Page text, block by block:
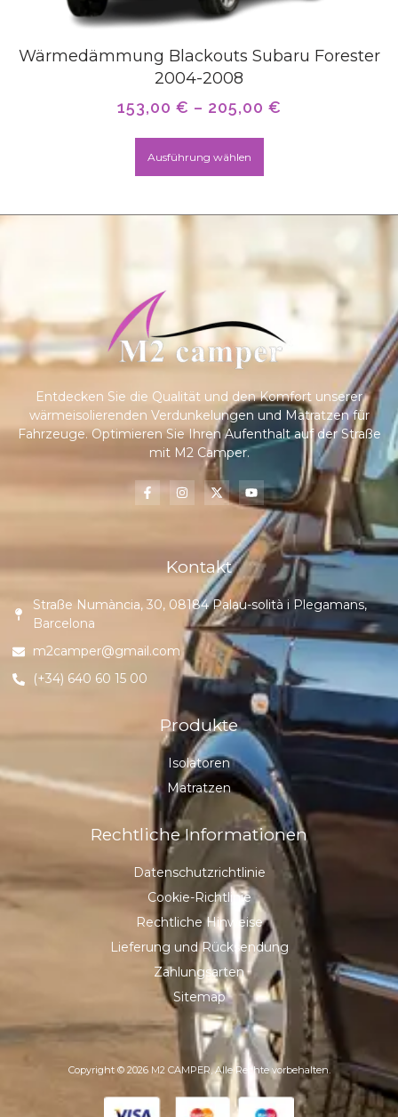
Wärmedämmung Blackouts Subaru Forester
2004-2008
153,00 € – 205,00 €
Ausführung wählen
Entdecken Sie die Qualität und den Komfort unserer
wärmeisolierenden Verdunkelungen und Matratzen für
Fahrzeuge. Optimieren Sie Ihren Aufenthalt auf der Straße
mit M2 Camper.
Kontakt
Straße Numància, 30, 08184 Palau-solità i Plegamans,
Barcelona
m2camper@gmail.com
(+34) 640 60 15 00
Produkte
Isolatoren
Matratzen
Rechtliche Informationen
Datenschutzrichtlinie
Cookie-Richtlinie
Rechtliche Hinweise
Lieferung und Rücksendung
Zahlungsarten
Sitemap
Copyright © 2026 M2 CAMPER, Alle Rechte vorbehalten.